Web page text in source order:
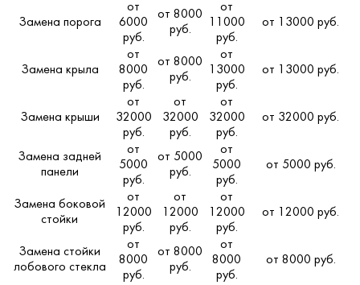
Замена порога
от
6000
руб.
от 8000
руб.
от
11000
руб.
от 13000 руб.
Замена крыла
от
8000
руб.
от 8000
руб.
от
13000
руб.
от 13000 руб.
Замена крыши
от
32000
руб.
от
32000
руб.
от
32000
руб.
от 32000 руб.
Замена задней
панели
от
5000
руб.
от 5000
руб.
от
5000
руб.
от 5000 руб.
Замена боковой
стойки
от
12000
руб.
от
12000
руб.
от
12000
руб.
от 12000 руб.
Замена стойки
лобового стекла
от
8000
руб.
от 8000
руб.
от
8000
руб.
от 8000 руб.